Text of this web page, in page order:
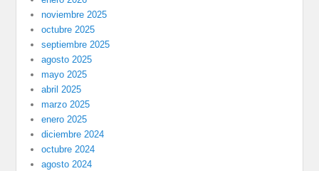
noviembre 2025
octubre 2025
septiembre 2025
agosto 2025
mayo 2025
abril 2025
marzo 2025
enero 2025
diciembre 2024
octubre 2024
agosto 2024